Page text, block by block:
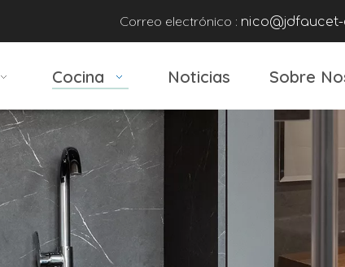
Correo electrónico :
Cocina Noticias Sobre